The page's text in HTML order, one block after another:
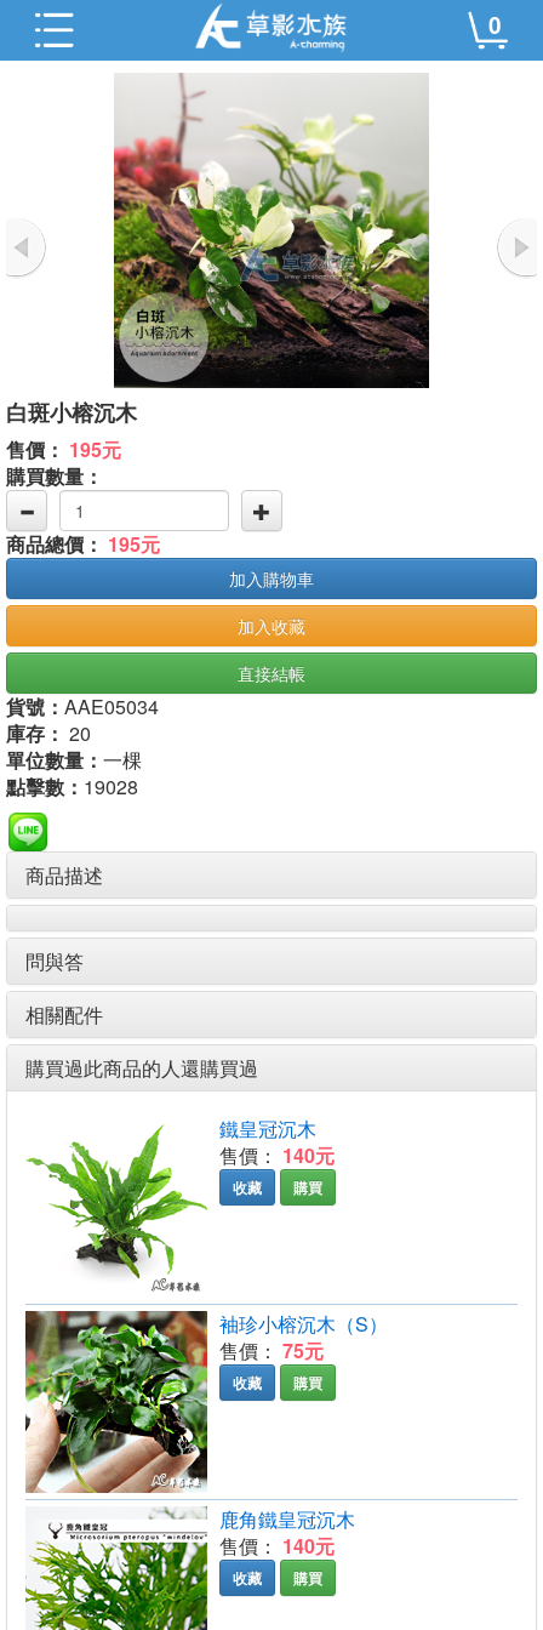
0
白斑小榕沉木
售價： 195元
購買數量：
商品總價： 195元
加入購物車
加入收藏
直接結帳
貨號： AAE05034
庫存： 20
單位數量： 一棵
點擊數： 19028
商品描述
問與答
相關配件
購買過此商品的人還購買過
鐵皇冠沉木
售價： 140元
收藏 購買
袖珍小榕沉木（S）
售價： 75元
收藏 購買
鹿角鐵皇冠沉木
售價： 140元
收藏 購買